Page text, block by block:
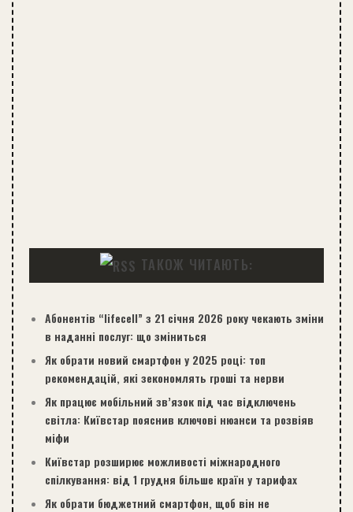
ТАКОЖ ЧИТАЮТЬ:
Абонентів “lifecell” з 21 січня 2026 року чекають зміни
в наданні послуг: що зміниться
Як обрати новий смартфон у 2025 році: топ
рекомендацій, які зекономлять гроші та нерви
Як працює мобільний зв’язок під час відключень
світла: Київстар пояснив ключові нюанси та розвіяв
міфи
Київстар розширює можливості міжнародного
спілкування: від 1 грудня більше країн у тарифах
Як обрати бюджетний смартфон, щоб він не